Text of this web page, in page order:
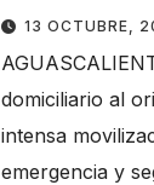
13 OCTUBRE,
domiciliario al
intensa
emergencia y